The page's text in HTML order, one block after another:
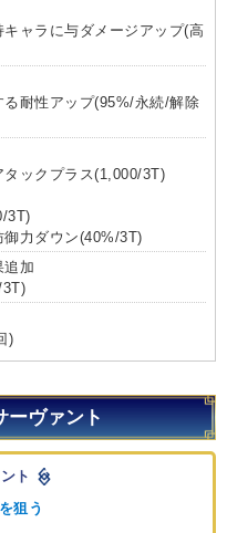
キャラに与ダメージアップ(高
る耐性アップ(95%/永続/解除
タックプラス(1,000/3T)
3T)
御力ダウン(40%/3T)
追加
3T)
)
ーヴァント
ト
狙う